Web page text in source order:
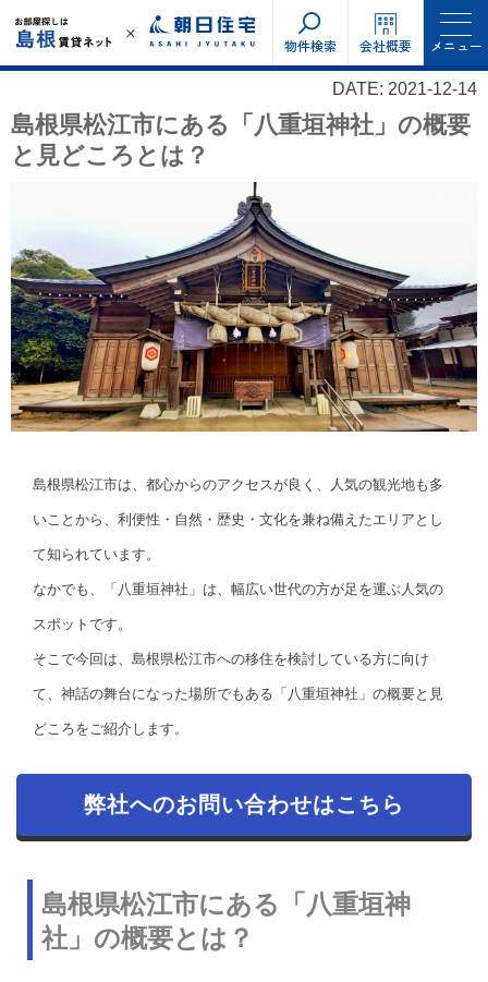
物件検索 会社概要 メニュー
DATE: 2021-12-14
島根県松江市にある「八重垣神社」の概要
と見どころとは？
島根県松江市は、都心からのアクセスが良く、人気の観光地も多
いことから、利便性・自然・歴史・文化を兼ね備えたエリアとし
て知られています。
なかでも、「八重垣神社」は、幅広い世代の方が足を運ぶ人気の
スポットです。
そこで今回は、島根県松江市への移住を検討している方に向け
て、神話の舞台になった場所でもある「八重垣神社」の概要と見
どころをご紹介します。
弊社へのお問い合わせはこちら
島根県松江市にある「八重垣神
社」の概要とは？